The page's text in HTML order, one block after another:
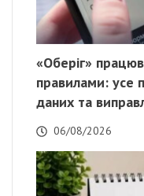
«Оберіг»
правилами: усе
даних та
06/08/2026